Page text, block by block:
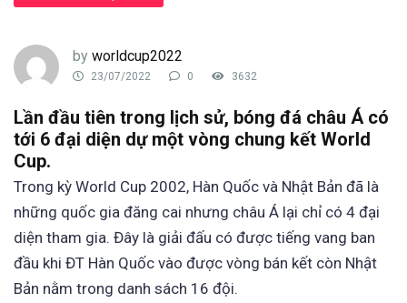
by worldcup2022
23/07/2022 0 3632
Lần đầu tiên trong lịch sử, bóng đá châu Á có
tới 6 đại diện dự một vòng chung kết World
Cup.
Trong kỳ World Cup 2002, Hàn Quốc và Nhật Bản đã là
những quốc gia đăng cai nhưng châu Á lại chỉ có 4 đại
diện tham gia. Đây là giải đấu có được tiếng vang ban
đầu khi ĐT Hàn Quốc vào được vòng bán kết còn Nhật
Bản nằm trong danh sách 16 đội.